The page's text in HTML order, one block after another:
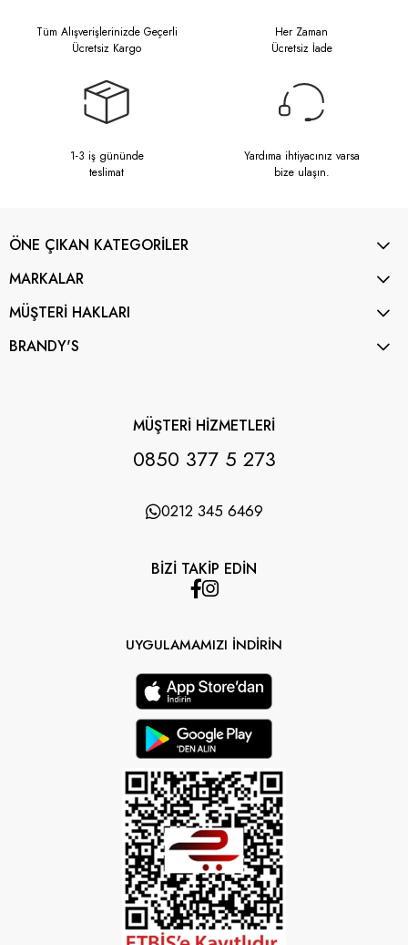
Tüm Alışverişlerinizde Geçerli
Ücretsiz Kargo
Her Zaman
Ücretsiz İade
1-3 iş gününde
teslimat
Yardıma ihtiyacınız varsa
bize ulaşın.
ÖNE ÇIKAN KATEGORİLER
MARKALAR
MÜŞTERİ HAKLARI
BRANDY'S
MÜŞTERİ HİZMETLERİ
0850 377 5 273
0212 345 6469
BİZİ TAKİP EDİN
UYGULAMAMIZI İNDİRİN